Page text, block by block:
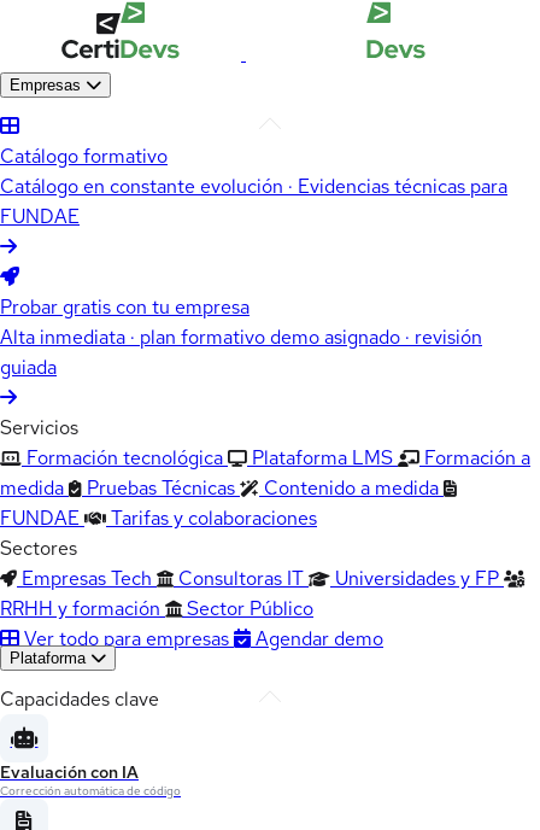
Empresas
Catálogo formativo
Catálogo en constante evolución · Evidencias técnicas para
FUNDAE
Probar gratis con tu empresa
Alta inmediata · plan formativo demo asignado · revisión
guiada
Servicios
Formación tecnológica
Plataforma LMS
Formación a
medida
Pruebas Técnicas
Contenido a medida
FUNDAE
Tarifas y colaboraciones
Sectores
Empresas Tech
Consultoras IT
Universidades y FP
RRHH y formación
Sector Público
Ver todo para empresas
Agendar demo
Plataforma
Capacidades clave
Evaluación con IA
Corrección automática de código